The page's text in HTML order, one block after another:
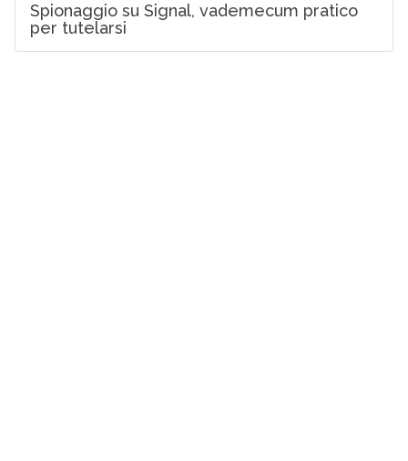
Spionaggio su Signal, vademecum pratico
per tutelarsi